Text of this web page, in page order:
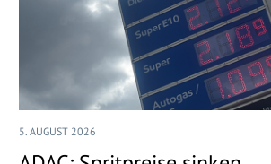
5. AUGUST 2026